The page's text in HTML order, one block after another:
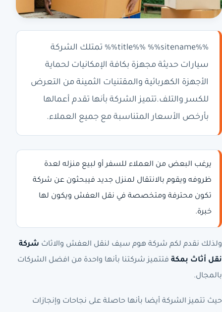
%%title%% %%sitename%% تمتلك الشركة
سيارات حديثة مجهزة بكافة الإمكانيات لحماية
الأجهزة الكهربائية والمقتنيات الثمينة من التعرض
للكسر والتلف.تتميز الشركة بأنها تقدم أعمالها
بأرخص الأسعار المتناسبة مع جميع العملاء.
يرغب البعض من العملاء للسفر أو لبيع منزله لعدة
ظروفه ويقوم بالانتقال لمنزل جديد فيبحثون عن شركة
تكون محترفة ومتخصصة في نقل العفش ويكون لها
خبرة.
ولذلك نقدم لكم شركة هوم سيف لنقل العفش والاثاث شركة
نقل أثاث بمكة فتتميز شركتنا بأنها واحدة من افضل الشركات
بالمجال.
حيث تتميز الشركة أيضا بأنها حاصلة على نجاحات وإنجازات